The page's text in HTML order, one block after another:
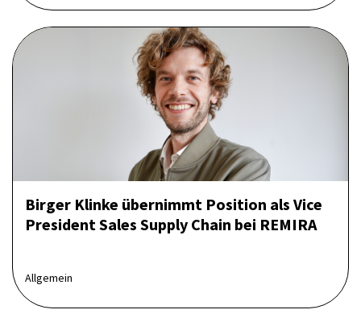
Birger Klinke übernimmt Position als Vice
President Sales Supply Chain bei REMIRA
Allgemein